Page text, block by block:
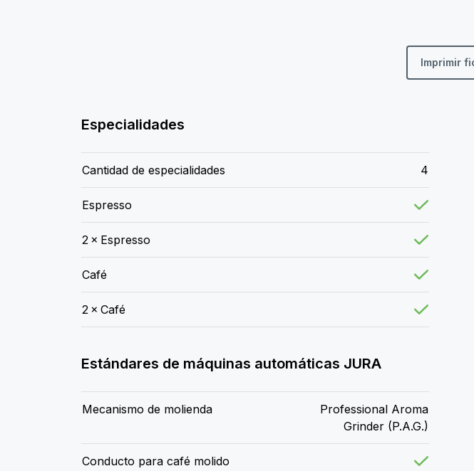
Imprimir
Especialidades
Cantidad de especialidades 4
Espresso
2 × Espresso
Café
2 × Café
Estándares de máquinas automáticas JURA
Mecanismo de molienda
Professional Aroma
Grinder (P.A.G.)
Conducto para café molido